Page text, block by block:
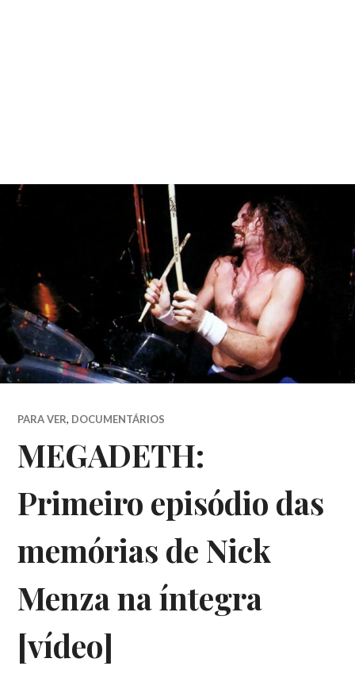
PARA VER, DOCUMENTÁRIOS
MEGADETH:
Primeiro episódio das
memórias de Nick
Menza na íntegra
[vídeo]